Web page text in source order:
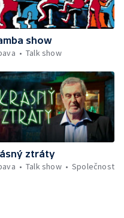
show
Talk show
ztráty
Talk show Společnost